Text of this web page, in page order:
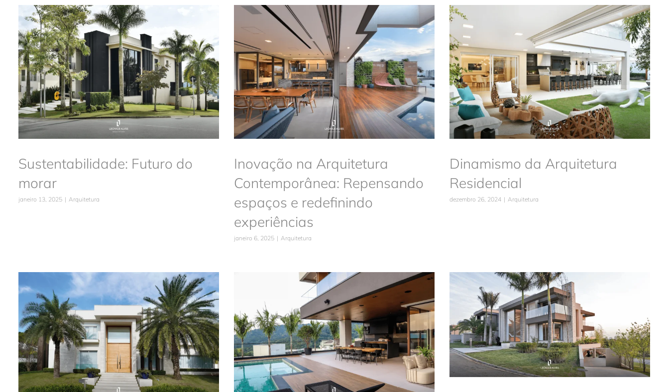
Sustentabilidade: Futuro do morar
Arquitetura
Sustentabilidade: Futuro do
morar
janeiro 13, 2025 | Arquitetura
Inovação na Arquitetura
Contemporânea: Repensando
espaços e redefinindo
experiências
Arquitetura
Inovação na Arquitetura
Contemporânea: Repensando
espaços e redefinindo
experiências
janeiro 6, 2025 | Arquitetura
Dinamismo da Arquitetura
Residencial
Arquitetura
Dinamismo da Arquitetura
Residencial
dezembro 26, 2024 | Arquitetura
Alphaville e Barueri, região em
ascensão.
Arquitetura
Arquitetura do futuro já começou!
Arquitetura
Explorando a complexidade
arquitetônica: Fachadas em
terrenos únicos e específicos
Arquitetura